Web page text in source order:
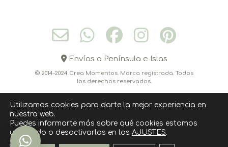
Envíos a Península e Islas
© 2014-2024 Crea Momentos. Marca registrada. Todos
los derechos reservados.
CONÓCEME CONTACTO
CÓMO COMPRAR
POLITICA DE COOKIES
AVISO LEGAL
POLÍTICA DE PRIVACIDAD
Utilizamos cookies para darte la mejor experiencia en
nuestra web.
Puedes informarte más sobre qué cookies estamos
utilizando o desactivarlas en los AJUSTES.